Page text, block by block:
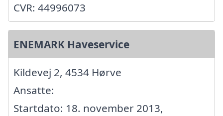
CVR: 44996073
ENEMARK Haveservice
Kildevej 2, 4534 Hørve
Ansatte:
Startdato: 18. november 2013,